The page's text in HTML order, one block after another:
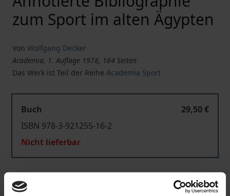
zum Sport im alten Ägypten
Von Wolfgang Decker
Academia, 1. Auflage 1978, 164 Seiten
Das Werk ist Teil der Reihe Academia Sport
Buch
29,50 €
ISBN 978-3-921255-16-2
Nicht lieferbar